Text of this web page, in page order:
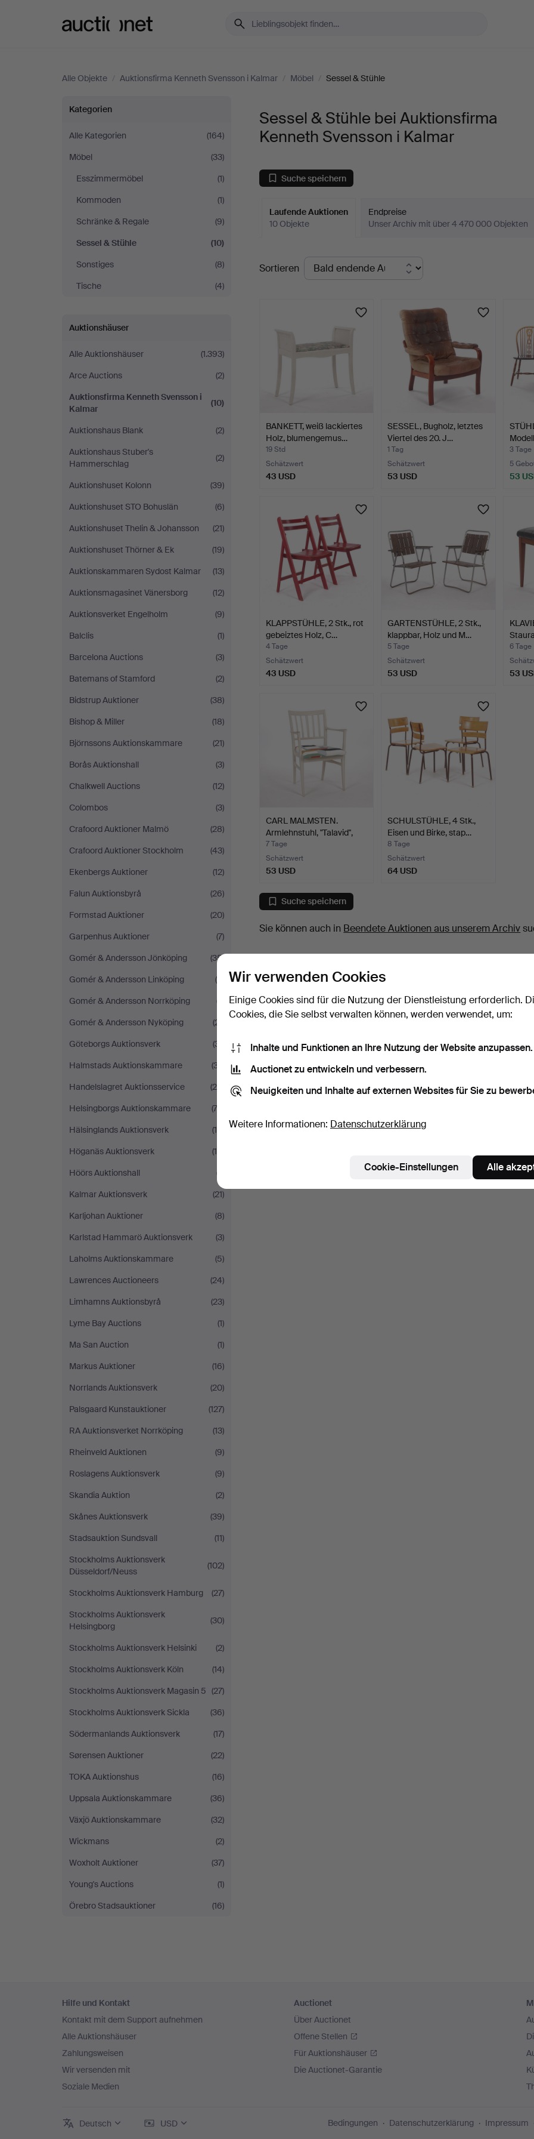
Alle Objekte / Auktionsfirma Kenneth Svensson i Kalmar / Möbel / Sessel & Stühle
Sessel
&
Stühle
bei
Auktionsfirma
Kenneth
Svensson
Kalmar
Kategorien
Alle Kategorien
(164)
Möbel
(33)
Esszimmermöbel
(1)
Kommoden
(1)
Schränke & Regale
(9)
Sessel & Stühle
(10)
Sonstiges
(8)
Tische
(4)
Auktionshäuser
Alle Auktionshäuser
(1.393)
Arce Auctions
(2)
Auktionsfirma Kenneth Svensson i
Kalmar
(10)
Auktionshaus Blank
(2)
Auktionshaus Stuber's
Hammerschlag
(2)
Auktionshuset Kolonn
(39)
Auktionshuset STO Bohuslän
(6)
Auktionshuset Thelin & Johansson
(21)
Auktionshuset Thörner & Ek
(19)
Auktionskammaren Sydost Kalmar
(13)
Auktionsmagasinet Vänersborg
(12)
Auktionsverket Engelholm
(9)
Balclis
(1)
Barcelona Auctions
(3)
Batemans of Stamford
(2)
Bidstrup Auktioner
(38)
Bishop & Miller
(18)
Björnssons Auktionskammare
(21)
Borås Auktionshall
(3)
Chalkwell Auctions
(12)
Colombos
(3)
Crafoord Auktioner Malmö
(28)
Crafoord Auktioner Stockholm
(43)
Ekenbergs Auktioner
(12)
Falun Auktionsbyrå
(26)
Formstad Auktioner
(20)
Garpenhus Auktioner
(7)
Gomér & Andersson Jönköping
(35)
Gomér & Andersson Linköping
(9)
Gomér & Andersson Norrköping
(7)
Gomér & Andersson Nyköping
(21)
Göteborgs Auktionsverk
(31)
Halmstads Auktionskammare
(37)
Handelslagret Auktionsservice
(26)
Helsingborgs Auktionskammare
(73)
Hälsinglands Auktionsverk
(16)
Höganäs Auktionsverk
(10)
Höörs Auktionshall
(7)
Kalmar Auktionsverk
(21)
Karljohan Auktioner
(8)
Karlstad Hammarö Auktionsverk
(3)
Laholms Auktionskammare
(5)
Lawrences Auctioneers
(24)
Limhamns Auktionsbyrå
(23)
Lyme Bay Auctions
(1)
Ma San Auction
(1)
Markus Auktioner
(16)
Norrlands Auktionsverk
(20)
Palsgaard Kunstauktioner
(127)
RA Auktionsverket Norrköping
(13)
Rheinveld Auktionen
(9)
Roslagens Auktionsverk
(9)
Skandia Auktion
(2)
Skånes Auktionsverk
(39)
Stadsauktion Sundsvall
(11)
Stockholms Auktionsverk
Düsseldorf/Neuss
(102)
Stockholms Auktionsverk Hamburg
(27)
Stockholms Auktionsverk
Helsingborg
(30)
Stockholms Auktionsverk Helsinki
(2)
Stockholms Auktionsverk Köln
(14)
Stockholms Auktionsverk Magasin 5 (27)
Stockholms Auktionsverk Sickla
(36)
Södermanlands Auktionsverk
(17)
Sørensen Auktioner
(22)
TOKA Auktionshus
(16)
Uppsala Auktionskammare
(36)
Växjö Auktionskammare
(32)
Wickmans
(2)
Woxholt Auktioner
(37)
Young's Auctions
(1)
Örebro Stadsauktioner
(16)
Sessel & Stühle bei Auktionsfirma
Kenneth Svensson i Kalmar
Suche speichern
Laufende Auktionen
10 Objekte
Endpreise
Unser Archiv mit über 4 470 000 Objekten
Laufende
Auktionen
Sortieren
BANKETT, weiß lackiertes
Holz, blumengemus…
19 Std
Schätzwert
43 USD
SESSEL, Bugholz, letztes
Viertel des 20. J…
1 Tag
Schätzwert
53 USD
3 Tage
5
53
KLAPPSTÜHLE, 2 Stk., rot
gebeiztes Holz, C…
4 Tage
Schätzwert
43 USD
GARTENSTÜHLE, 2 Stk.,
klappbar, Holz und M…
5 Tage
Schätzwert
53 USD
6 Tage
53
CARL MALMSTEN.
Armlehnstuhl, "Talavid",
Wa…
7 Tage
Schätzwert
53 USD
SCHULSTÜHLE, 4 Stk.,
Eisen und Birke, stap…
8 Tage
Schätzwert
64 USD
Suche speichern
Sie können auch in Beendete Auktionen aus unserem Archiv
Navigation
Hilfe und Kontakt
Kontakt mit dem Support aufnehmen
Alle Auktionshäuser
Zahlungsweisen
Wir versenden mit
Soziale Medien
Auctionet
Über Auctionet
Offene Stellen
Für Auktionshäuser
Die Auctionet-Garantie
Deutsch USD Bedingungen Datenschutzerklärung Impressum
Wir verwenden Cookies
Einige Cookies sind für die Nutzung der Dienstleistung erforderlich.
Cookies, die Sie selbst verwalten können, werden verwendet, um:
Inhalte und Funktionen an Ihre Nutzung der Website anzupassen.
Auctionet zu entwickeln und verbessern.
Neuigkeiten und Inhalte auf externen Websites für Sie zu
Weitere Informationen: Datenschutzerklärung
Cookie-Einstellungen Alle